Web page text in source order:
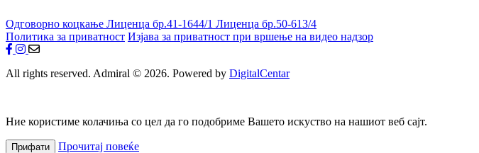
Одговорно коцкање Лиценца бр.41-1644/1 Лиценца бр.50-613/4
Политика за приватност Изјава за приватност при вршење на видео надзор
All rights reserved. Admiral © 2026. Powered by DigitalCentar
Ние користиме колачиња со цел да го подобриме Вашето искуство на нашиот веб сајт.
Прифати Прочитај повеќе